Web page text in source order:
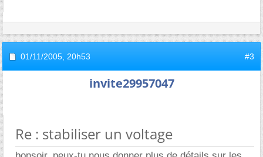
01/11/2005, 20h53 #3
invite29957047
Re : stabiliser un voltage